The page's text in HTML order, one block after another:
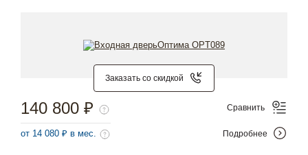
Заказать со скидкой
140 800 ₽
от 14 080 ₽ в мес.
Сравнить
Подробнее